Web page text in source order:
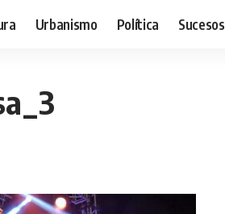
Urbanismo Política Sucesos